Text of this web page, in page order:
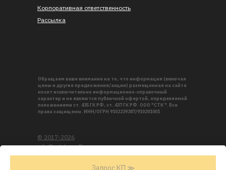
Запрос КП ≫
© 2017-2026
info@s-t-k.su. Все права
защищены
Обращаем ваше внимание на то, что информация (включая
цены и другие предложения/акции) размещенная на сайте
носит исключительно информационно-справочный
характер и не являются публичной офертой, определяемой
положениями ст. 435 ГК РФ, ст. 437 ГК РФ. ООО "СТК ". Все
права защищены. ИНН/ОГРН 9102239387/910201001
Корпоративная ответственность
Рассылка